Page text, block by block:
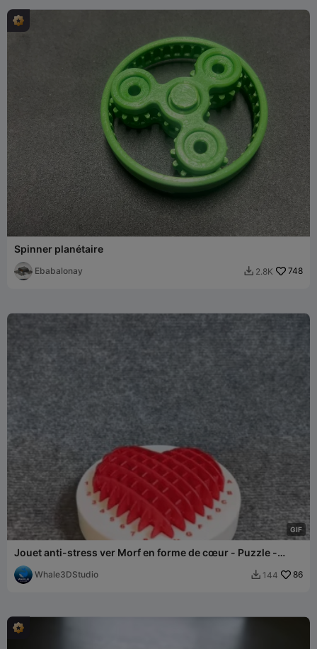
Spinner planétaire
Ebabalonay  2.8K 748
GIF
Jouet anti-stress ver Morf en forme de cœur - Puzzle -
Facile à imprimer
Whale3DStudio  144 86